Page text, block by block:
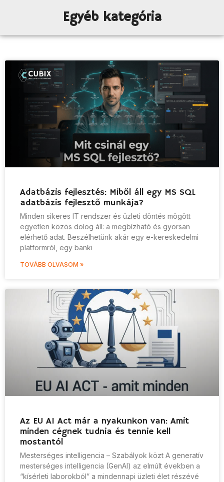
Egyéb kategória
Adatbázis fejlesztés: Miből áll egy MS SQL
adatbázis fejlesztő munkája?
Minden sikeres IT rendszer és üzleti döntés mögött
egyetlen közös dolog áll: a megbízható és gyorsan
elérhető adat. Beszélhetünk akár egy e-kereskedelmi
platformról, egy banki
TOVÁBB OLVASOM »
Az EU AI Act már a nyakunkon van: Amit
minden cégnek tudnia és tennie kell
mostantól
Mesterséges intelligencia – Szabályok közt A generatív
mesterséges intelligencia (GenAI) az elmúlt években a
“kísérleti laborokból” a mindennapi üzleti élet részévé